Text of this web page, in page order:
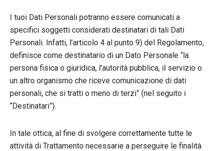
I tuoi Dati Personali potranno essere comunicati a
specifici soggetti considerati destinatari di tali Dati
Personali. Infatti, l’articolo 4 al punto 9) del Regolamento,
definisce come destinatario di un Dato Personale “la
persona fisica o giuridica, l’autorità pubblica, il servizio o
un altro organismo che riceve comunicazione di dati
personali, che si tratti o meno di terzi” (nel seguito i
“Destinatari”).
In tale ottica, al fine di svolgere correttamente tutte le
attività di Trattamento necessarie a perseguire le finalità